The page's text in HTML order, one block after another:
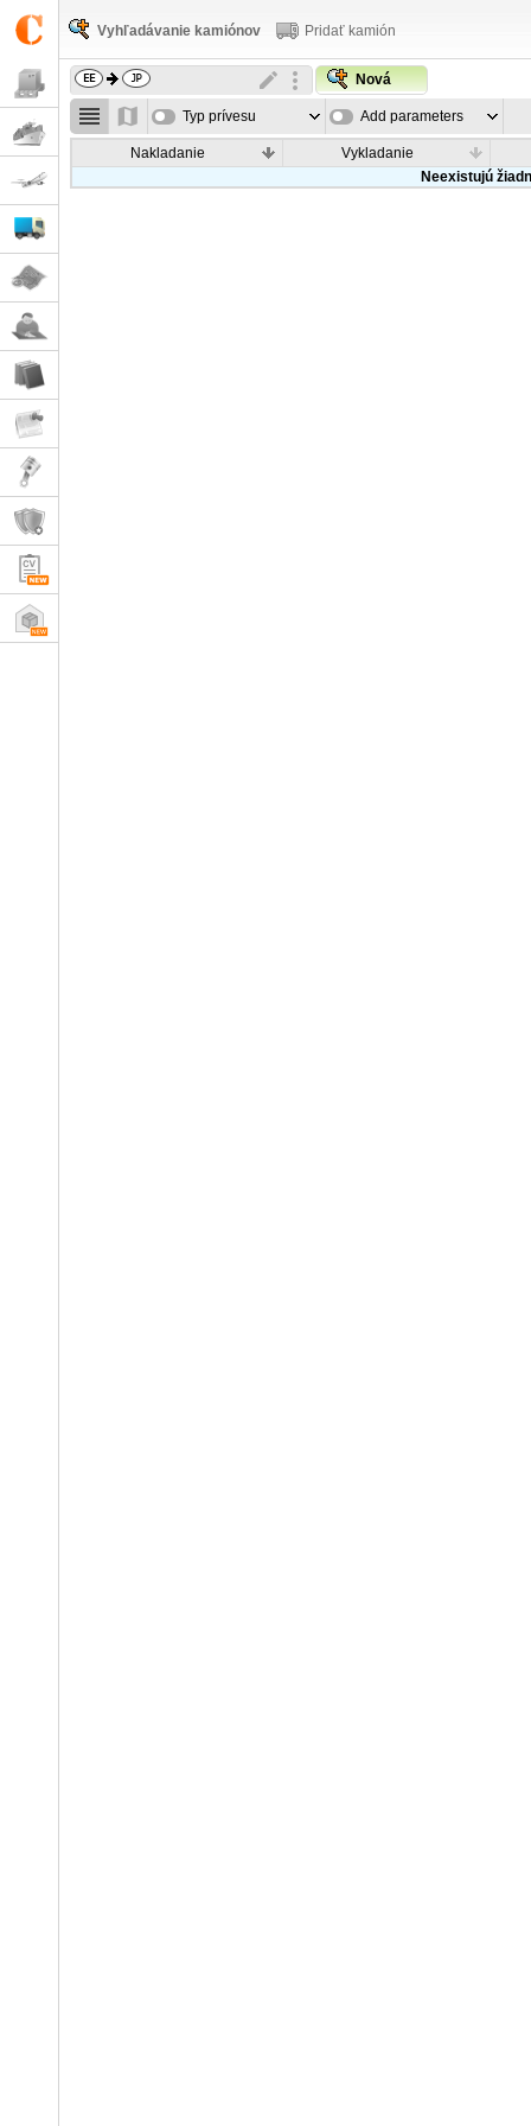
Vyhľadávanie kamiónov Pridať kamión
Nová
Typ prívesu Add parameters
Nakladanie
Vykladanie
Neexistujú